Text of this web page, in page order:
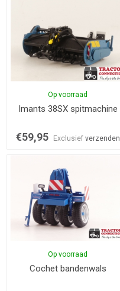
Op voorraad
Imants 38SX spitmachine
€59,95 Exclusief verzenden
Op voorraad
Cochet bandenwals